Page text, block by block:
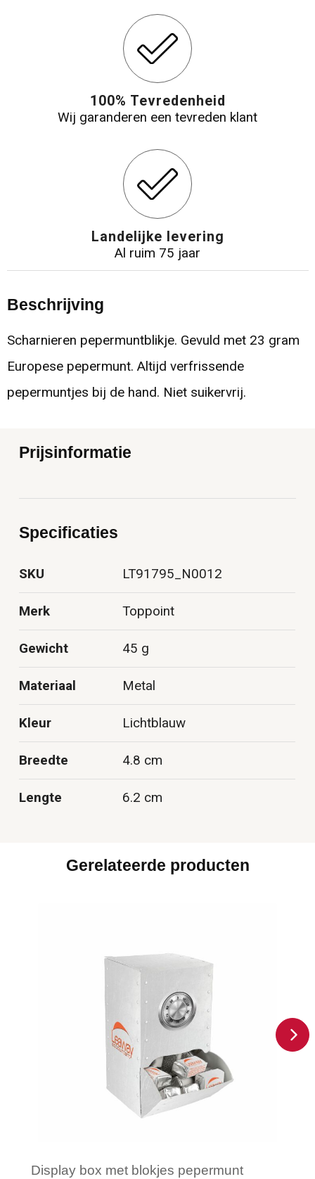
100% Tevredenheid
Wij garanderen een tevreden klant
Landelijke levering
Al ruim 75 jaar
Beschrijving
Scharnieren pepermuntblikje. Gevuld met 23 gram
Europese pepermunt. Altijd verfrissende
pepermuntjes bij de hand. Niet suikervrij.
Prijsinformatie
Specificaties
SKU LT91795_N0012
Merk Toppoint
Gewicht 45 g
Materiaal Metal
Kleur Lichtblauw
Breedte 4.8 cm
Lengte 6.2 cm
Gerelateerde producten
Display box met blokjes pepermunt